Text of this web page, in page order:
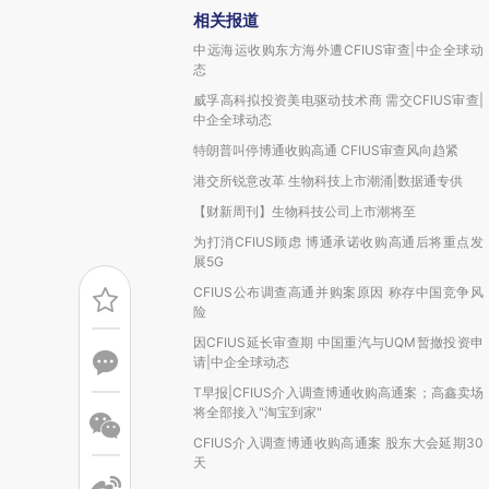
相关报道
中远海运收购东方海外遭CFIUS审查|中企全球动
态
威孚高科拟投资美电驱动技术商 需交CFIUS审查|
中企全球动态
特朗普叫停博通收购高通 CFIUS审查风向趋紧
港交所锐意改革 生物科技上市潮涌|数据通专供
【财新周刊】生物科技公司上市潮将至
为打消CFIUS顾虑 博通承诺收购高通后将重点发
展5G
CFIUS公布调查高通并购案原因 称存中国竞争风
险
因CFIUS延长审查期 中国重汽与UQM暂撤投资申
请|中企全球动态
T早报|CFIUS介入调查博通收购高通案；高鑫卖场
将全部接入"淘宝到家"
CFIUS介入调查博通收购高通案 股东大会延期30
天